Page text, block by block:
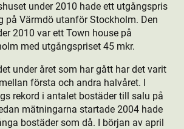
under 2010 hade ett utgångspris
på Värmdö utanför Stockholm. Den
2010 var ett Town house på
med utgångspriset 45 mkr.
under året som har gått har det varit
första och andra halvåret. I
rekord i antalet bostäder till salu på
mätningarna startade 2004 hade
bostäder som då. I början av april